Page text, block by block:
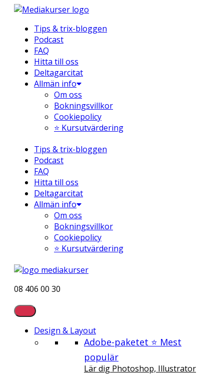
Hoppa
innehåll Tips & trix-bloggen
Podcast
FAQ
Hitta till oss
Deltagarcitat
Allmän info
Om oss
Bokningsvillkor
Cookiepolicy
⭐ Kursutvärdering
Tips & trix-bloggen
Podcast
FAQ
Hitta till oss
Deltagarcitat
Allmän info
Om oss
Bokningsvillkor
Cookiepolicy
⭐ Kursutvärdering
08 406 00 30
Design & Layout
Adobe-paketet ⭐ Mest
populär
Lär dig Photoshop, Illustrator